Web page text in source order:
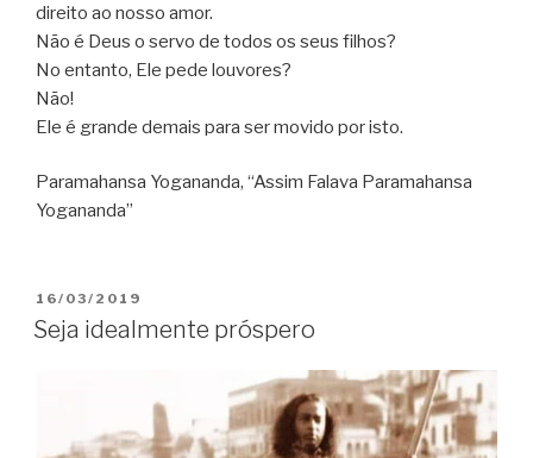
direito ao nosso amor.
Não é Deus o servo de todos os seus filhos?
No entanto, Ele pede louvores?
Não!
Ele é grande demais para ser movido por isto.
Paramahansa Yogananda, “Assim Falava Paramahansa
Yogananda”
PUBLICADO
EM
16/03/2019
Seja idealmente próspero